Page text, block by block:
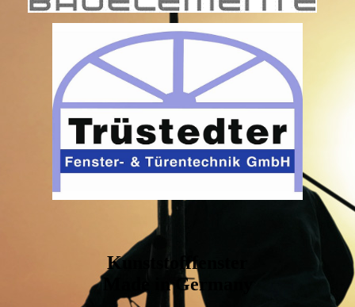
Kunststofffenster
Made in Germany